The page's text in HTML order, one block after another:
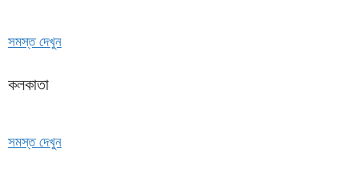
সমস্ত দেখুন
কলকাতা
সমস্ত দেখুন